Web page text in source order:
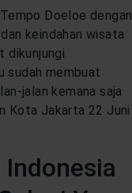
Doeloe dengan
keindahan wisata
dikunjungi.
sudah membuat
jalan kemana saja
Kota Jakarta 22 Juni